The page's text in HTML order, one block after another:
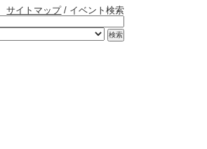
サイトマップ/ イベント検索